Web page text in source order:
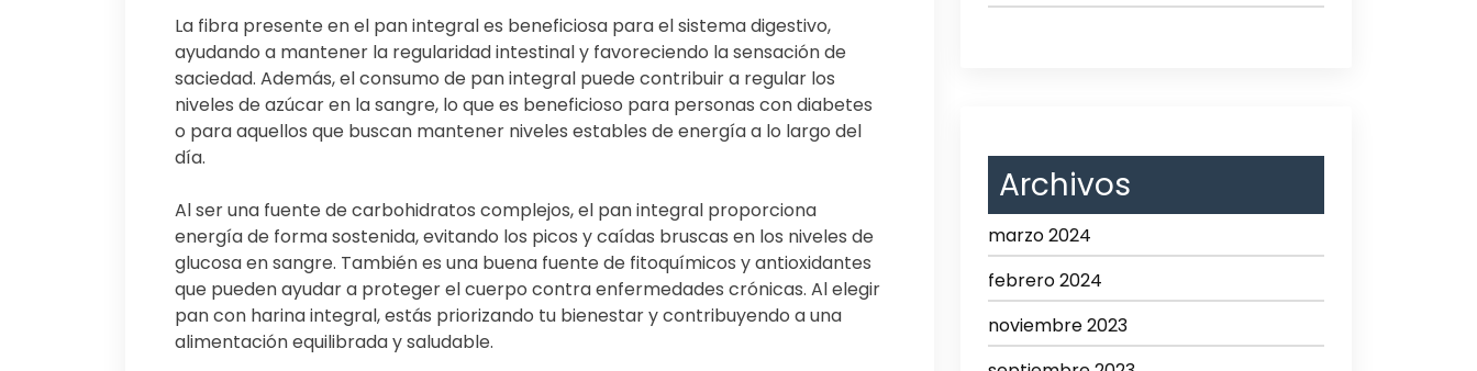
La fibra presente en el pan integral es beneficiosa para el sistema digestivo,
ayudando a mantener la regularidad intestinal y favoreciendo la sensación de
saciedad. Además, el consumo de pan integral puede contribuir a regular los
niveles de azúcar en la sangre, lo que es beneficioso para personas con diabetes
o para aquellos que buscan mantener niveles estables de energía a lo largo del
día.
Al ser una fuente de carbohidratos complejos, el pan integral proporciona
energía de forma sostenida, evitando los picos y caídas bruscas en los niveles de
glucosa en sangre. También es una buena fuente de fitoquímicos y antioxidantes
que pueden ayudar a proteger el cuerpo contra enfermedades crónicas. Al elegir
pan con harina integral, estás priorizando tu bienestar y contribuyendo a una
alimentación equilibrada y saludable.
Archivos
marzo 2024
febrero 2024
noviembre 2023